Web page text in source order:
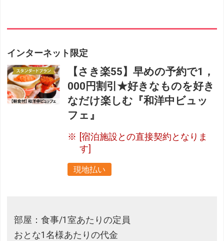
インターネット限定
【さき楽55】早めの予約で1，
000円割引★好きなものを好き
なだけ楽しむ『和洋中ビュッ
フェ』
[宿泊施設との直接契約となりま
す]
現地払い
部屋：食事/1室あたりの定員
おとな1名様あたりの代金